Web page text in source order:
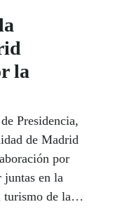
la
Presidencia,
de Madrid
por
juntas en la
de las